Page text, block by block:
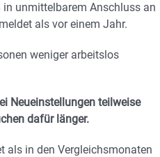
in unmittelbarem Anschluss an
als vor einem Jahr.
weniger arbeitslos
Neueinstellungen teilweise
dafür länger.
als in den Vergleichsmonaten